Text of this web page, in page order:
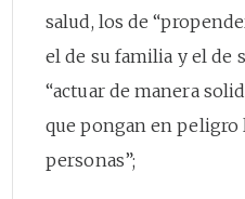
salud, los de
el de su familia y el de
“actuar de manera
que pongan en peligro
personas”;